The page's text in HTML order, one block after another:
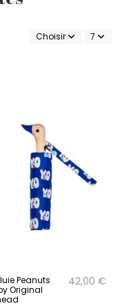
Choisir 7
Peanuts
Original
42,00 €